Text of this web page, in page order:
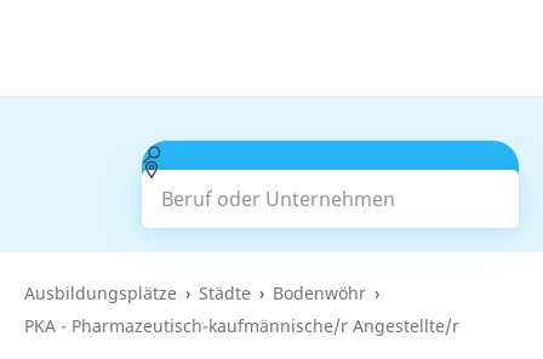
Beruf oder Unternehmen
Suchen
Ausbildungsplätze Städte
Bodenwöhr
PKA - Pharmazeutisch-kaufmännische/r Angestellte/r